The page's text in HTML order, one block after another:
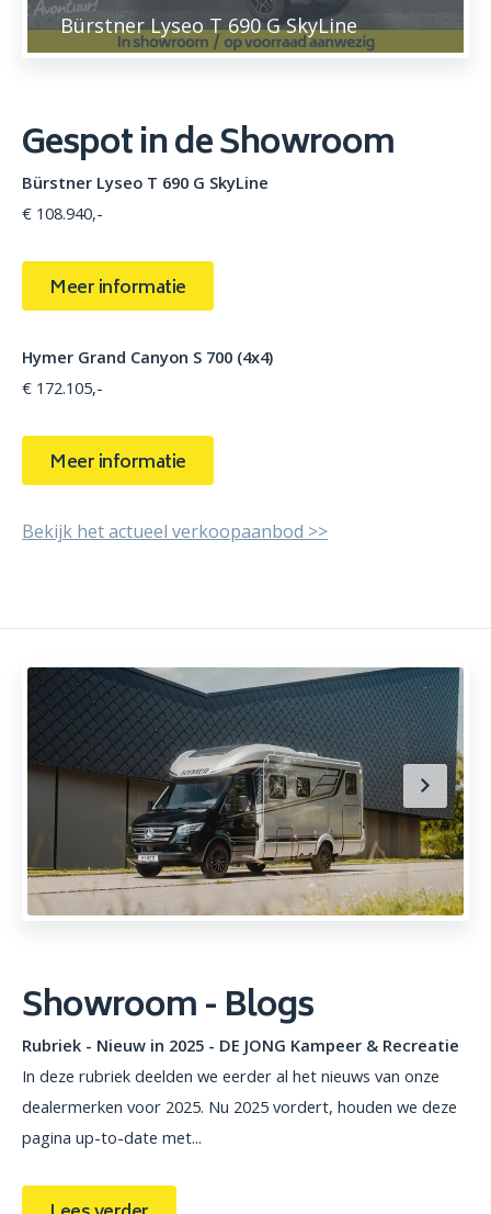
Bürstner Lyseo T 690 G SkyLine
Gespot in de Showroom
Bürstner Lyseo T 690 G SkyLine
€ 108.940,-
Meer informatie
Hymer Grand Canyon S 700 (4x4)
€ 172.105,-
Meer informatie
Bekijk het actueel verkoopaanbod >>
Showroom - Blogs
Rubriek - Nieuw in 2025 - DE JONG Kampeer & Recreatie
In deze rubriek deelden we eerder al het nieuws van onze
dealermerken voor 2025. Nu 2025 vordert, houden we deze
pagina up-to-date met...